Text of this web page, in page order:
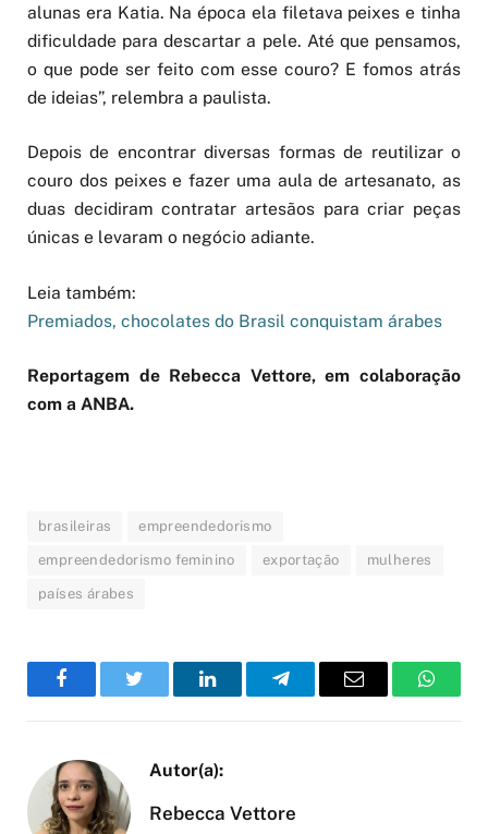
alunas era Katia. Na época ela filetava peixes e tinha
dificuldade para descartar a pele. Até que pensamos,
o que pode ser feito com esse couro? E fomos atrás
de ideias”, relembra a paulista.
Depois de encontrar diversas formas de reutilizar o
couro dos peixes e fazer uma aula de artesanato, as
duas decidiram contratar artesãos para criar peças
únicas e levaram o negócio adiante.
Leia também:
Premiados, chocolates do Brasil conquistam árabes
Reportagem de Rebecca Vettore, em colaboração
com a ANBA.
brasileiras empreendedorismo
empreendedorismo feminino exportação mulheres
países árabes
FacebookTwitter LinkedInTelegramEmail
Rebecca Vettore